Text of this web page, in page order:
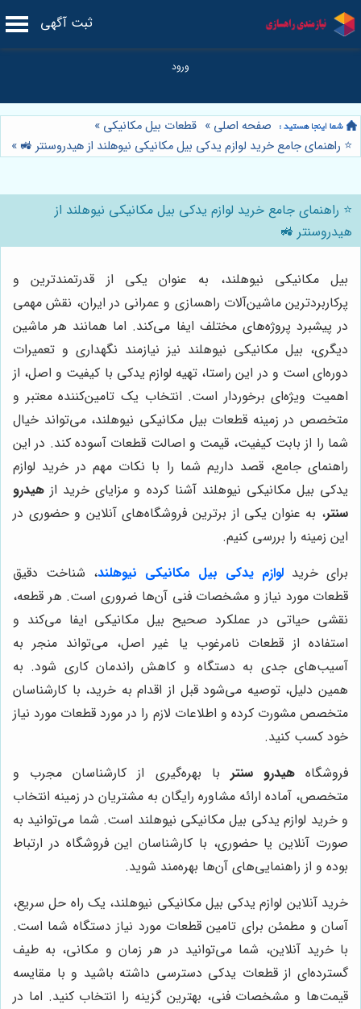
ثبت آگهی
صفحه اصلی » قطعات بیل مکانیکی »
⭐️ راهنمای جامع خرید لوازم یدکی بیل مکانیکی نیوهلند از هیدروسنتر 🚜 »
⭐️ راهنمای جامع خرید لوازم یدکی بیل مکانیکی نیوهلند از
هیدروسنتر 🚜
بیل مکانیکی نیوهلند، به عنوان یکی از قدرتمندترین و
پرکاربردترین ماشین‌آلات راهسازی و عمرانی در ایران، نقش مهمی
در پیشبرد پروژه‌های مختلف ایفا می‌کند. اما همانند هر ماشین
دیگری، بیل مکانیکی نیوهلند نیز نیازمند نگهداری و تعمیرات
دوره‌ای است و در این راستا، تهیه لوازم یدکی با کیفیت و اصل، از
اهمیت ویژه‌ای برخوردار است. انتخاب یک تامین‌کننده معتبر و
متخصص در زمینه قطعات بیل مکانیکی نیوهلند، می‌تواند خیال
شما را از بابت کیفیت، قیمت و اصالت قطعات آسوده کند. در این
راهنمای جامع، قصد داریم شما را با نکات مهم در خرید لوازم
یدکی بیل مکانیکی نیوهلند آشنا کرده و مزایای خرید از هیدرو
سنتر، به عنوان یکی از برترین فروشگاه‌های آنلاین و حضوری در
این زمینه را بررسی کنیم.
برای خرید لوازم یدکی بیل مکانیکی نیوهلند، شناخت دقیق
قطعات مورد نیاز و مشخصات فنی آن‌ها ضروری است. هر قطعه،
نقشی حیاتی در عملکرد صحیح بیل مکانیکی ایفا می‌کند و
استفاده از قطعات نامرغوب یا غیر اصل، می‌تواند منجر به
آسیب‌های جدی به دستگاه و کاهش راندمان کاری شود. به
همین دلیل، توصیه می‌شود قبل از اقدام به خرید، با کارشناسان
متخصص مشورت کرده و اطلاعات لازم را در مورد قطعات مورد نیاز
خود کسب کنید.
فروشگاههیدرو سنتر با بهره‌گیری از کارشناسان مجرب و
متخصص، آماده ارائه مشاوره رایگان به مشتریان در زمینه انتخاب
و خرید لوازم یدکی بیل مکانیکی نیوهلند است. شما می‌توانید به
صورت آنلاین یا حضوری، با کارشناسان این فروشگاه در ارتباط
بوده و از راهنمایی‌های آن‌ها بهره‌مند شوید.
خرید آنلاین لوازم یدکی بیل مکانیکی نیوهلند، یک راه حل سریع،
آسان و مطمئن برای تامین قطعات مورد نیاز دستگاه شما است.
با خرید آنلاین، شما می‌توانید در هر زمان و مکانی، به طیف
گسترده‌ای از قطعات یدکی دسترسی داشته باشید و با مقایسه
قیمت‌ها و مشخصات فنی، بهترین گزینه را انتخاب کنید. اما در